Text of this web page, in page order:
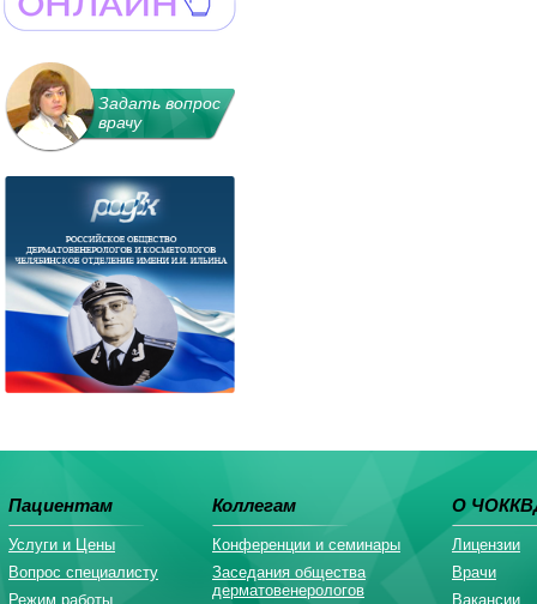
Задать вопрос
врачу
Пациентам
Услуги и Цены
Вопрос специалисту
Режим работы
Коллегам
Конференции и семинары
Заседания общества
дерматовенерологов
О
Лицензии
Врачи
Вакансии